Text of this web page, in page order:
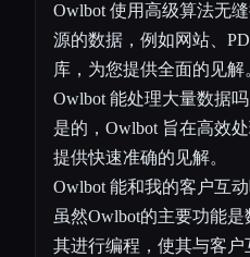
Owlbot 使用高级算法无
源的数据，例如网站、
库，为您提供全面的见解
Owlbot 能处理大量数据吗
是的，Owlbot 旨在高效
提供快速准确的见解。
Owlbot 能和我的客户互动
虽然Owlbot的主要功能
其进行编程，使其与客